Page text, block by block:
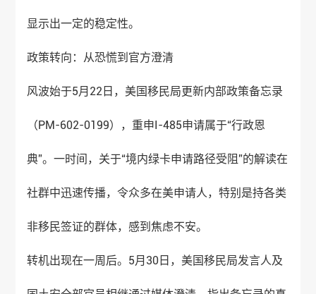
显示出一定的稳定性。
政策转向：从恐慌到官方澄清
风波始于5月22日，美国移民局更新内部政策备忘录
（PM-602-0199），重申I-485申请属于“行政恩
典”。一时间，关于“境内绿卡申请路径受阻”的解读在
社群中迅速传播，令众多在美申请人，特别是持各类
非移民签证的群体，感到焦虑不安。
转机出现在一周后。5月30日，美国移民局发言人及